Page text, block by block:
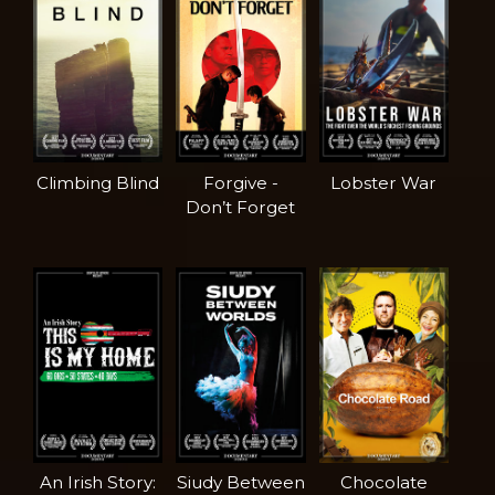
Climbing Blind
Forgive -
Don’t Forget
Lobster War
An Irish Story:
Siudy Between
Chocolate